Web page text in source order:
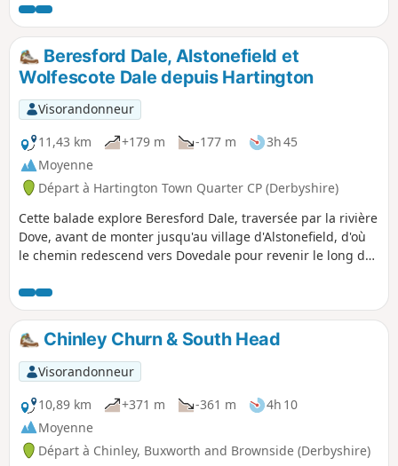
offrent de belles vues et une randonnée agréable.
Beresford Dale, Alstonefield et
Wolfescote Dale depuis Hartington
Visorandonneur
11,43 km
+179 m -177 m
3h 45
Moyenne
Départ à Hartington Town Quarter CP (Derbyshire)
Cette balade explore Beresford Dale, traversée par la rivière
Dove, avant de monter jusqu'au village d'Alstonefield, d'où
le chemin redescend vers Dovedale pour revenir le long de
Chinley Churn & South Head
Visorandonneur
10,89 km
+371 m -361 m
4h 10
Moyenne
Départ à Chinley, Buxworth and Brownside (Derbyshire)